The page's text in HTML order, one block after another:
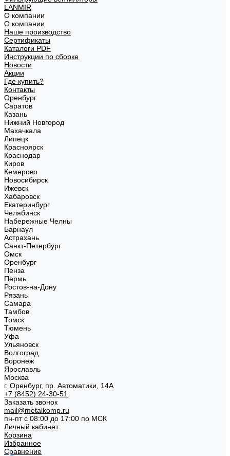
LANMIR
О компании
О компании
Наше производство
Сертификаты
Каталоги PDF
Инструкции по сборке
Новости
Акции
Где купить?
Контакты
Оренбург
Саратов
Казань
Нижний Новгород
Махачкала
Липецк
Красноярск
Краснодар
Киров
Кемерово
Новосибирск
Ижевск
Хабаровск
Екатеринбург
Челябинск
Набережные Челны
Барнаул
Астрахань
Санкт-Петербург
Омск
Оренбург
Пенза
Пермь
Ростов-на-Дону
Рязань
Самара
Тамбов
Томск
Тюмень
Уфа
Ульяновск
Волгоград
Воронеж
Ярославль
Москва
г. Оренбург, пр. Автоматики, 14А
+7 (8452) 24-30-51
Заказать звонок
mail@metalkomp.ru
пн-пт с 08:00 до 17:00 по МСК
Личный кабинет
Корзина
Избранное
Сравнение